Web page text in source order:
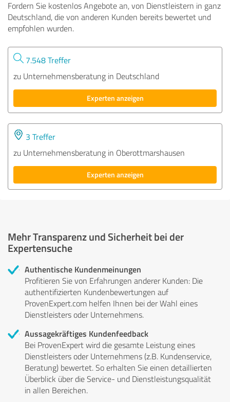
Fordern Sie kostenlos Angebote an, von Dienstleistern in ganz
Deutschland, die von anderen Kunden bereits bewertet und
empfohlen wurden.
7.548 Treffer
zu Unternehmensberatung in Deutschland
Experten anzeigen
3 Treffer
zu Unternehmensberatung in Oberottmarshausen
Experten anzeigen
Mehr Transparenz und Sicherheit bei der
Expertensuche
Authentische Kundenmeinungen
Profitieren Sie von Erfahrungen anderer Kunden: Die
authentifizierten Kundenbewertungen auf
ProvenExpert.com helfen Ihnen bei der Wahl eines
Dienstleisters oder Unternehmens.
Aussagekräftiges Kundenfeedback
Bei ProvenExpert wird die gesamte Leistung eines
Dienstleisters oder Unternehmens (z.B. Kundenservice,
Beratung) bewertet. So erhalten Sie einen detaillierten
Überblick über die Service- und Dienstleistungsqualität
in allen Bereichen.